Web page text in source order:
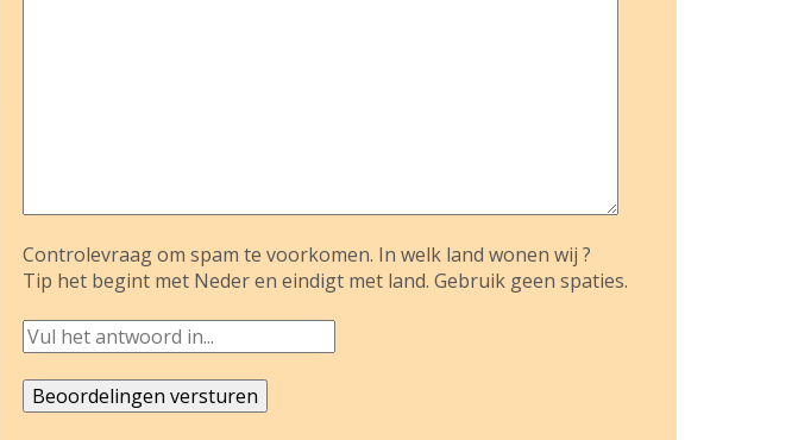
Controlevraag om spam te voorkomen. In welk land wonen wij ?
Tip het begint met Neder en eindigt met land. Gebruik geen spaties.